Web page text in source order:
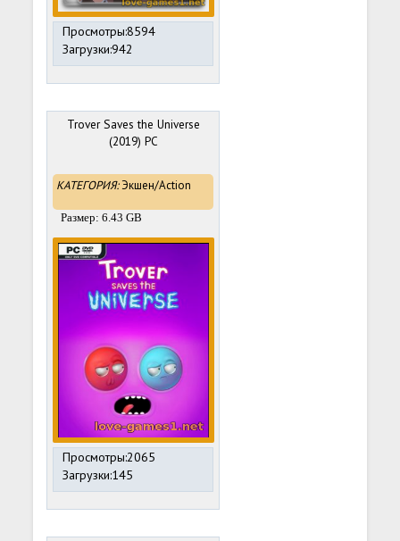
Просмотры:8594
Загрузки:942
Trover Saves the Universe
(2019) PC
КАТЕГОРИЯ:Экшен/Action
Размер: 6.43 GB
Просмотры:2065
Загрузки:145